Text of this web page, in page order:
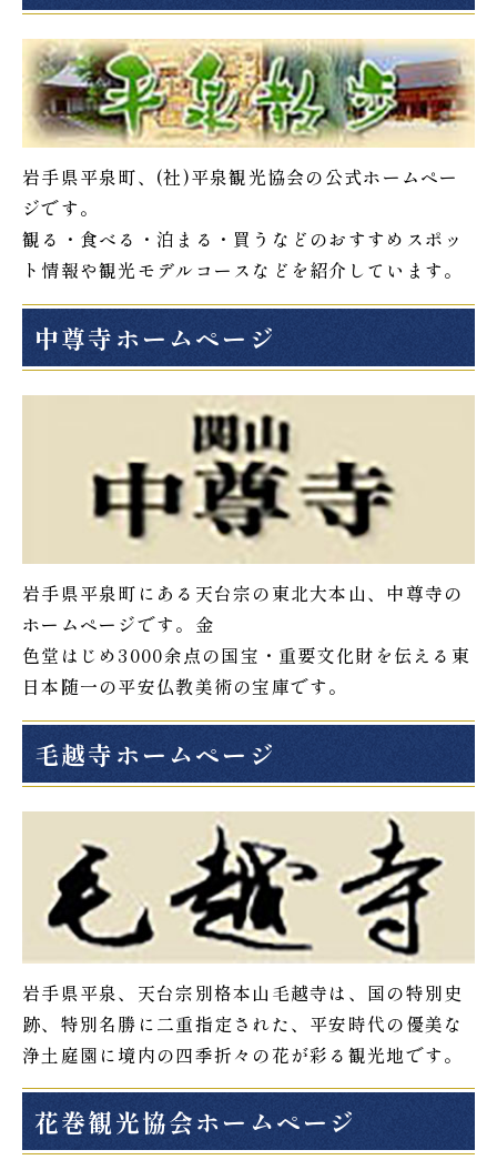
岩手県平泉町、(社)平泉観光協会の公式ホームペー
ジです。
観る・食べる・泊まる・買うなどのおすすめスポッ
ト情報や観光モデルコースなどを紹介しています。
中尊寺ホームページ
岩手県平泉町にある天台宗の東北大本山、中尊寺の
ホームページです。金
色堂はじめ3000余点の国宝・重要文化財を伝える東
日本随一の平安仏教美術の宝庫です。
毛越寺ホームページ
岩手県平泉、天台宗別格本山毛越寺は、国の特別史
跡、特別名勝に二重指定された、平安時代の優美な
浄土庭園に境内の四季折々の花が彩る観光地です。
花巻観光協会ホームページ